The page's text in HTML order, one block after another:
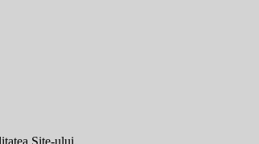
Site-ului.